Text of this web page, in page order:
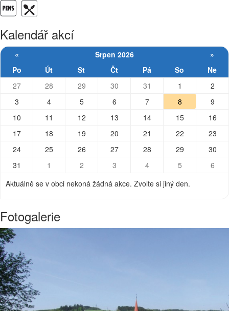
Kalendář akcí
« Srpen 2026
»
Po
Út St Čt Pá So
Ne
27
28 29 30 31 1
2
3
4 5 6 7 8
9
10
11 12 13 14 15
16
17
18 19 20 21 22
23
24
25 26 27 28 29
30
31
1 2 3 4 5
6
Aktuálně se v obci nekoná žádná akce. Zvolte si jiný den.
Fotogalerie